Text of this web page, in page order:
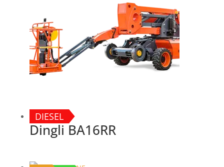
DIESEL
Dingli BA16RR